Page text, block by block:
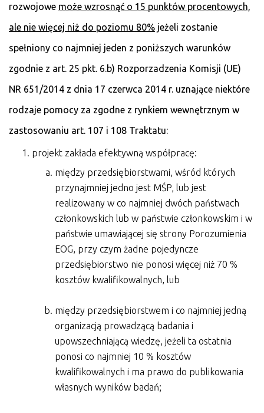
rozwojowe może wzrosnąć o 15 punktów procentowych,
ale nie więcej niż do poziomu 80% jeżeli zostanie
spełniony co najmniej jeden z poniższych warunków
zgodnie z art. 25 pkt. 6.b) Rozporzadzenia Komisji (UE)
NR 651/2014 z dnia 17 czerwca 2014 r. uznające niektóre
rodzaje pomocy za zgodne z rynkiem wewnętrznym w
zastosowaniu art. 107 i 108 Traktatu:
projekt zakłada efektywną współpracę:
między przedsiębiorstwami, wśród których
przynajmniej jedno jest MŚP, lub jest
realizowany w co najmniej dwóch państwach
członkowskich lub w państwie członkowskim i w
państwie umawiającej się strony Porozumienia
EOG, przy czym żadne pojedyncze
przedsiębiorstwo nie ponosi więcej niż 70 %
kosztów kwalifikowalnych, lub
między przedsiębiorstwem i co najmniej jedną
organizacją prowadzącą badania i
upowszechniającą wiedzę, jeżeli ta ostatnia
ponosi co najmniej 10 % kosztów
kwalifikowalnych i ma prawo do publikowania
własnych wyników badań;